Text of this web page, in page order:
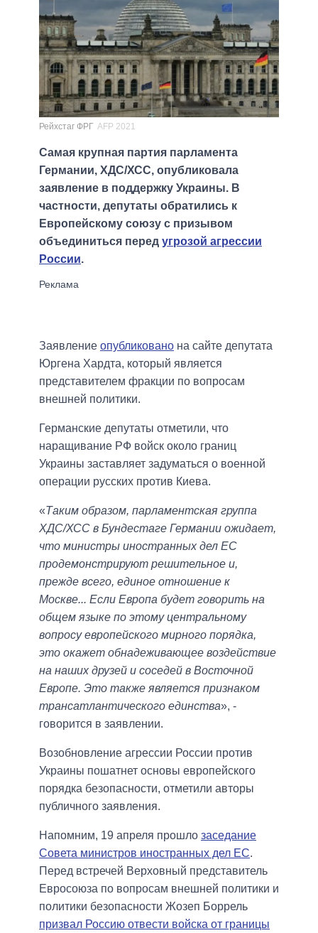
Рейхстаг ФРГ AFP 2021
Самая крупная партия парламента
Германии, ХДС/ХСС, опубликовала
заявление в поддержку Украины. В
частности, депутаты обратились к
Европейскому союзу с призывом
объединиться перед угрозой агрессии
России.
Заявление опубликовано на сайте депутата
Юргена Хардта, который является
представителем фракции по вопросам
внешней политики.
Германские депутаты отметили, что
наращивание РФ войск около границ
Украины заставляет задуматься о военной
операции русских против Киева.
«Таким образом, парламентская группа
ХДС/ХСС в Бундестаге Германии ожидает,
что министры иностранных дел ЕС
продемонстрируют решительное и,
прежде всего, единое отношение к
Москве... Если Европа будет говорить на
общем языке по этому центральному
вопросу европейского мирного порядка,
это окажет обнадеживающее воздействие
на наших друзей и соседей в Восточной
Европе. Это также является признаком
трансатлантического единства», -
говорится в заявлении.
Возобновление агрессии России против
Украины пошатнет основы европейского
порядка безопасности, отметили авторы
публичного заявления.
Напомним, 19 апреля прошло заседание
Совета министров иностранных дел ЕС.
Перед встречей Верховный представитель
Евросоюза по вопросам внешней политики и
политики безопасности Жозеп Боррель
призвал Россию отвести войска от границы